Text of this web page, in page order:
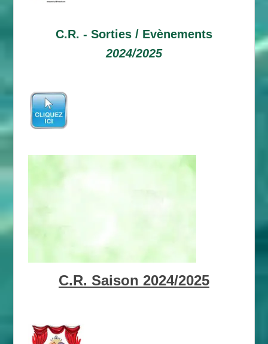
C.R. - Sorties / Evènements
2024/2025
C.R. Saison 2024/2025